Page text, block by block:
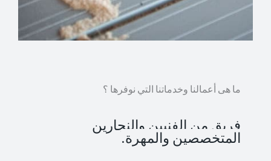
ما هى أعمالنا وخدماتنا التي نوفرها ؟
فريق من الفنيين والنجارين
المتخصصين والمهرة.